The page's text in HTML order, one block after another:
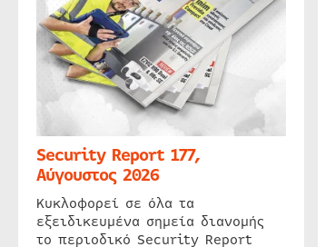
Security Report 177,
Αύγουστος 2026
Κυκλοφορεί σε όλα τα
εξειδικευμένα σημεία διανομής
το περιοδικό Security Report